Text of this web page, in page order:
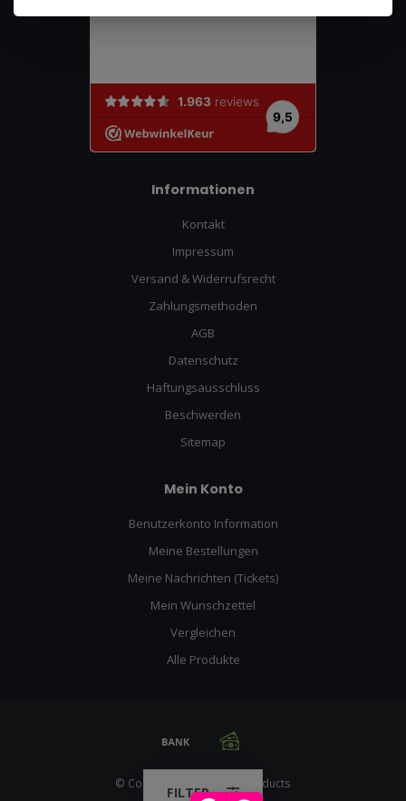
Informationen
Kontakt
Impressum
Versand & Widerrufsrecht
Zahlungsmethoden
AGB
Datenschutz
Haftungsausschluss
Beschwerden
Sitemap
Mein Konto
Benutzerkonto Information
Meine Bestellungen
Meine Nachrichten (Tickets)
Mein Wunschzettel
Vergleichen
Alle Produkte
© Copyright 2026 Racing Products
FILTER